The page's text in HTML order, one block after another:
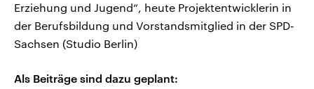
Erziehung und Jugend“, heute Projektentwicklerin in
der Berufsbildung und Vorstandsmitglied in der SPD-
Sachsen (Studio Berlin)
Als Beiträge sind dazu geplant: